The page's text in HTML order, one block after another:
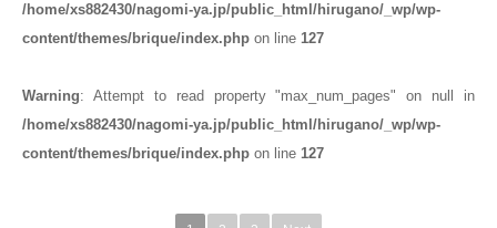
/home/xs882430/nagomi-ya.jp/public_html/hirugano/_wp/wp-
content/themes/brique/index.php on line 127
Warning: Attempt to read property "max_num_pages" on null in
/home/xs882430/nagomi-ya.jp/public_html/hirugano/_wp/wp-
content/themes/brique/index.php on line 127